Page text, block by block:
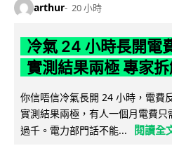
arthur 20 小時
冷氣 24 小時長開電
實測結果兩極 專家
你信唔信冷氣長開 24 小時，電費
實測結果兩極，有人一個月電費
過千。電力部門話不能...
閱讀全